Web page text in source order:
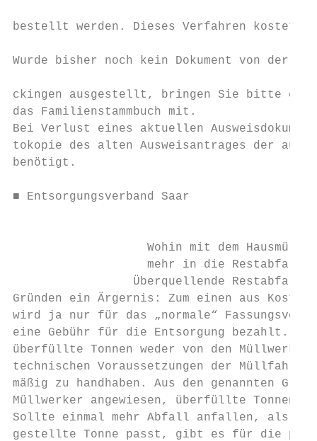
bestellt werden. Dieses Verfahren kostet
Wurde bisher noch kein Dokument von der
ckingen ausgestellt, bringen Sie bitte
das Familienstammbuch mit.
Bei Verlust eines aktuellen
tokopie des alten Ausweisantrages der
benötigt.
■ Entsorgungsverband Saar
Wohin mit dem
mehr in die
Überquellende
Gründen ein Ärgernis: Zum einen aus
wird ja nur für das „normale“
eine Gebühr für die Entsorgung bezahlt.
überfüllte Tonnen weder von den
technischen Voraussetzungen der
mäßig zu handhaben. Aus den
Müllwerker angewiesen, überfüllte Tonnen
Sollte einmal mehr Abfall anfallen, als
gestellte Tonne passt, gibt es für die